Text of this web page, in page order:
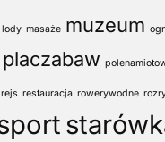
lody masaże muzeum
placzabaw
rejs restauracja rowerywodne